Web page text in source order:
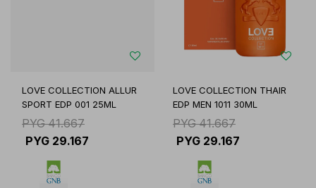
LOVE COLLECTION ALLUR
SPORT EDP 001 25ML
PYG 41.667
PYG 29.167
LOVE COLLECTION THAIR
EDP MEN 1011 30ML
PYG 41.667
PYG 29.167